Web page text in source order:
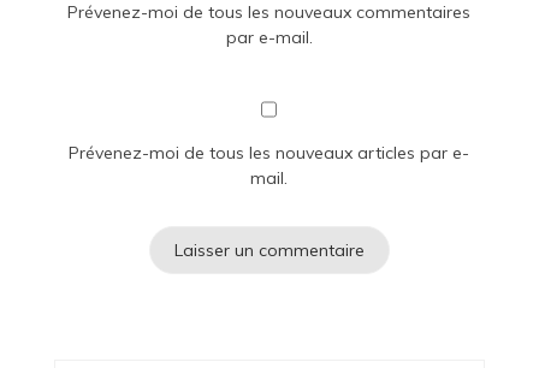
Prévenez-moi de tous les nouveaux commentaires
par e-mail.
Prévenez-moi de tous les nouveaux articles par e-
mail.